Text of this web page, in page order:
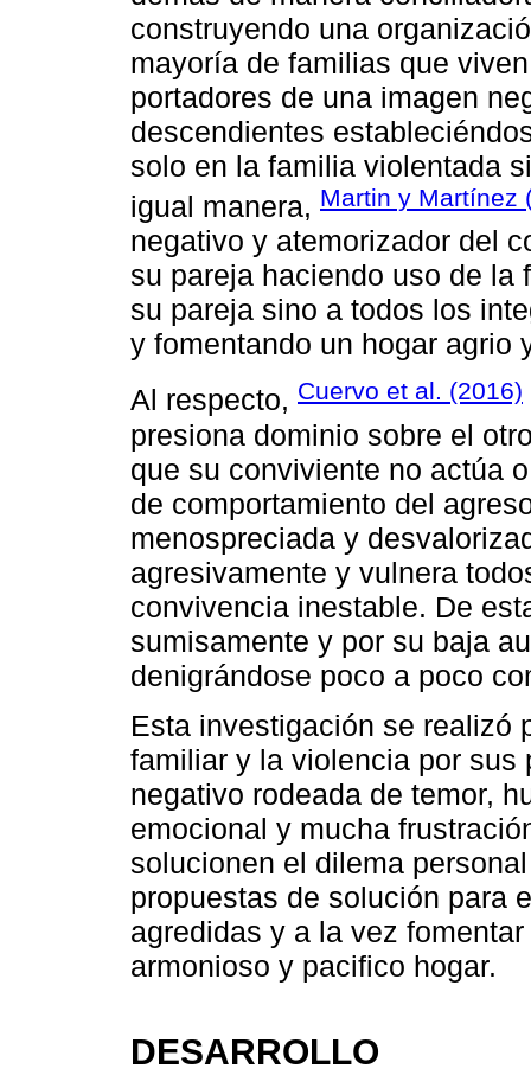
construyendo una
mayoría de familias que
portadores de una imagen
descendientes
solo en la familia violentada
igual manera, Martin y Martínez
negativo y atemorizador del
su pareja haciendo uso de la
su pareja sino a todos los
y fomentando un hogar agrio
Al respecto, Cuervo et al. (2016)
presiona dominio sobre el
que su conviviente no actúa
de comportamiento del
menospreciada y
agresivamente y vulnera
convivencia inestable. De
sumisamente y por su baja
denigrándose poco a poco
Esta investigación se realizó
familiar y la violencia por sus
negativo rodeada de temor,
emocional y mucha
solucionen el dilema
propuestas de solución para
agredidas y a la vez
armonioso y pacifico hogar.
DESARROLLO